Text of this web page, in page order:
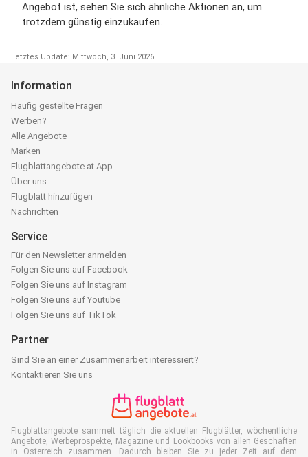
Angebot ist, sehen Sie sich ähnliche Aktionen an, um
trotzdem günstig einzukaufen.
Letztes Update: Mittwoch, 3. Juni 2026
Information
Häufig gestellte Fragen
Werben?
Alle Angebote
Marken
Flugblattangebote.at App
Über uns
Flugblatt hinzufügen
Nachrichten
Service
Für den Newsletter anmelden
Folgen Sie uns auf Facebook
Folgen Sie uns auf Instagram
Folgen Sie uns auf Youtube
Folgen Sie uns auf TikTok
Partner
Sind Sie an einer Zusammenarbeit interessiert?
Kontaktieren Sie uns
Flugblattangebote sammelt täglich die aktuellen Flugblätter, wöchentliche
Angebote, Werbeprospekte, Magazine und Lookbooks von allen Geschäften
in Österreich zusammen. Dadurch bleiben Sie zu jeder Zeit auf dem